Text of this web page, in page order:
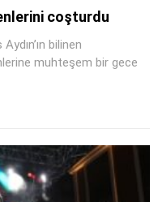
coşturdu
bilinen
muhteşem bir gece